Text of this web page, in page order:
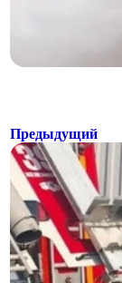
Предыдущий